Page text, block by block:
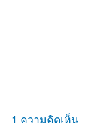
ครับ
1 ความคิดเห็น